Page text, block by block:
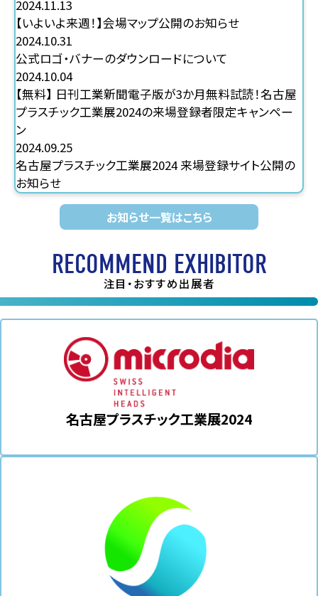
2024.11.13
【いよいよ来週！】会場マップ公開のお知らせ
2024.10.31
公式ロゴ・バナーのダウンロードについて
2024.10.04
【無料】 日刊工業新聞電子版が3か月無料試読！名古屋
プラスチック工業展2024の来場登録者限定キャンペー
ン
2024.09.25
名古屋プラスチック工業展2024 来場登録サイト公開の
お知らせ
お知らせ一覧はこちら
RECOMMEND EXHIBITOR
注目・おすすめ出展者
名古屋プラスチック工業展2024